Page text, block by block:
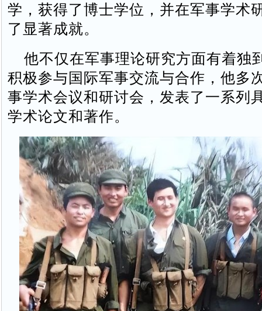
学，获得了博士学位，并在军事学术
了显著成就。
他不仅在军事理论研究方面有着独
积极参与国际军事交流与合作，他多
事学术会议和研讨会，发表了一系列
学术论文和著作。